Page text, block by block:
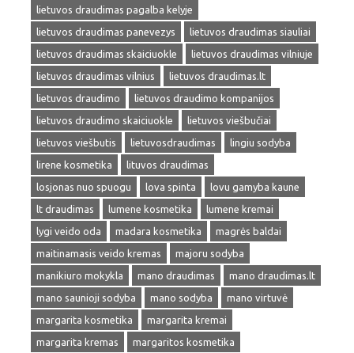
lietuvos draudimas pagalba kelyje
lietuvos draudimas panevezys
lietuvos draudimas siauliai
lietuvos draudimas skaiciuokle
lietuvos draudimas vilniuje
lietuvos draudimas vilnius
lietuvos draudimas.lt
lietuvos draudimo
lietuvos draudimo kompanijos
lietuvos draudimo skaiciuokle
lietuvos viešbučiai
lietuvos viešbutis
lietuvosdraudimas
lingiu sodyba
lirene kosmetika
lituvos draudimas
losjonas nuo spuogu
lova spinta
lovu gamyba kaune
lt draudimas
lumene kosmetika
lumene kremai
lygi veido oda
madara kosmetika
magrės baldai
maitinamasis veido kremas
majoru sodyba
manikiuro mokykla
mano draudimas
mano draudimas.lt
mano saunioji sodyba
mano sodyba
mano virtuvė
margarita kosmetika
margarita kremai
margarita kremas
margaritos kosmetika